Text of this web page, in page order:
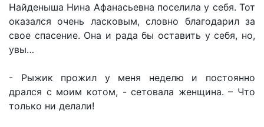
Найденыша Нина Афанасьевна поселила у себя. Тот
оказался очень ласковым, словно благодарил за
свое спасение. Она и рада бы оставить у себя, но,
увы…
- Рыжик прожил у меня неделю и постоянно
дрался с моим котом, - сетовала женщина. – Что
только ни делали!